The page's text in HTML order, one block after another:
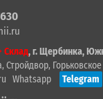
Склад, г. Щербинка,
Стройдвор,
Whatsapp
Telegram